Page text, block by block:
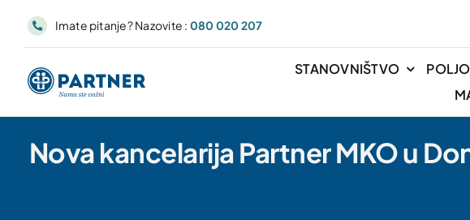
Imate pitanje? Nazovite : 080 020 207
STANOVNIŠTVO
Nova kancelarija Partner MKO u